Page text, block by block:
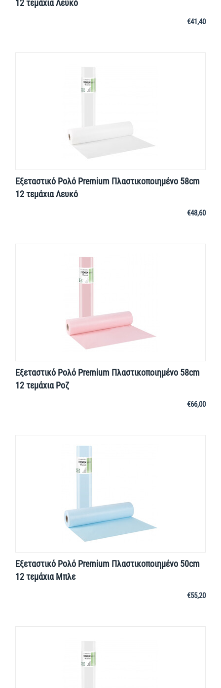
12 τεμάχια Λευκό
€41,40
Εξεταστικό Ρολό Premium Πλαστικοποιημένο 58cm
12 τεμάχια Λευκό
€48,60
Εξεταστικό Ρολό Premium Πλαστικοποιημένο 58cm
12 τεμάχια Ροζ
€66,00
Εξεταστικό Ρολό Premium Πλαστικοποιημένο 50cm
12 τεμάχια Μπλε
€55,20